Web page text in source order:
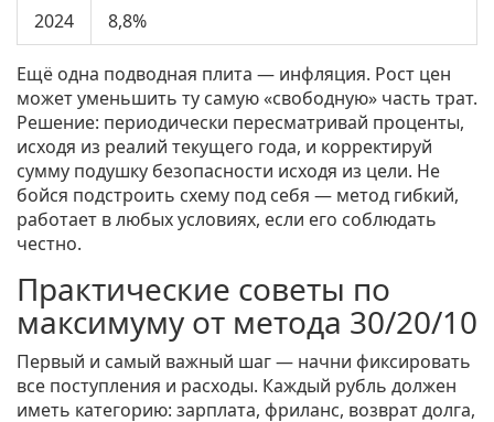
2024
8,8%
Ещё одна подводная плита — инфляция. Рост цен
может уменьшить ту самую «свободную» часть трат.
Решение: периодически пересматривай проценты,
исходя из реалий текущего года, и корректируй
сумму подушку безопасности исходя из цели. Не
бойся подстроить схему под себя — метод гибкий,
работает в любых условиях, если его соблюдать
честно.
Практические советы по
максимуму от метода 30/20/10
Первый и самый важный шаг — начни фиксировать
все поступления и расходы. Каждый рубль должен
иметь категорию: зарплата, фриланс, возврат долга,